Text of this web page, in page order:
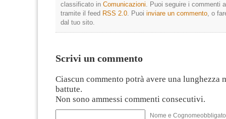
classificato in Comunicazioni. Puoi seguire i commenti
tramite il feed RSS 2.0. Puoi inviare un commento, o
dal tuo sito.
Scrivi un commento
Ciascun commento potrà avere una lunghezza
battute.
Non sono ammessi commenti consecutivi.
Nome e